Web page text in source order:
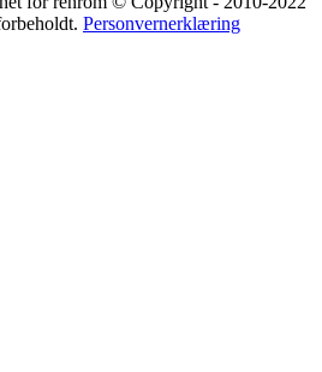
Personvernerklæring